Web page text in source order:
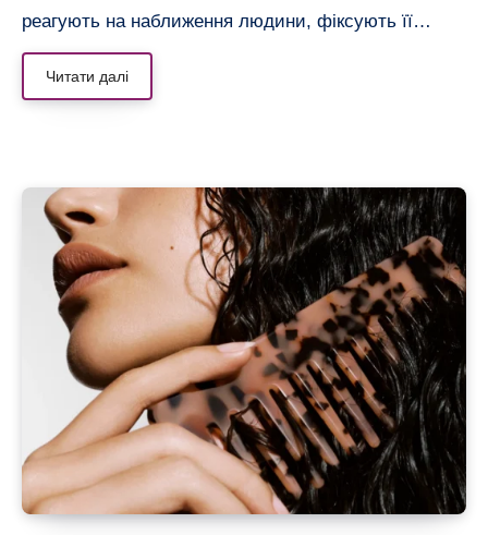
реагують на наближення людини, фіксують її…
Читати далі